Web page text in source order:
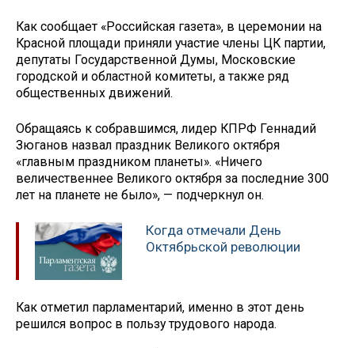
Как сообщает «Российская газета», в церемонии на
Красной площади приняли участие члены ЦК партии,
депутаты Государственной Думы, Московские
городской и областной комитеты, а также ряд
общественных движений.
Обращаясь к собравшимся, лидер КПРФ Геннадий
Зюганов назвал праздник Великого октября
«главным праздником планеты». «Ничего
величественнее Великого октября за последние 300
лет на планете не было», — подчеркнул он.
Когда отмечали День
Октябрьской революции
Как отметил парламентарий, именно в этот день
решился вопрос в пользу трудового народа.